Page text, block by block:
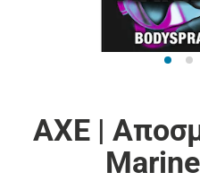
AXE |